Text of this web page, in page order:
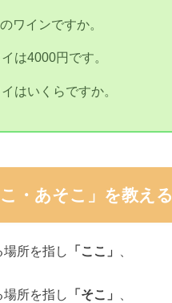
ワインですか。
は4000円です。
はいくらですか。
こ・あそこ」を教える
所を指し 「ここ」
所を指し 「そこ」